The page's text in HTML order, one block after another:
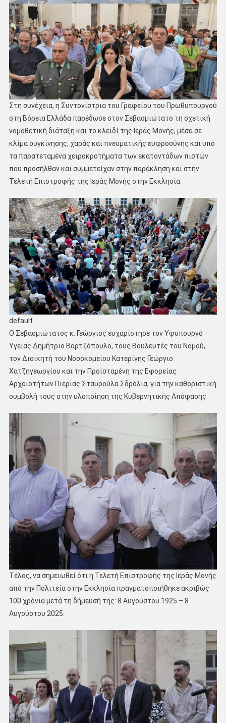
Στη συνέχεια, η Συντονίστρια του Γραφείου του Πρωθυπουργού
στη Βόρεια Ελλάδα παρέδωσε στον Σεβασμιώτατο τη σχετική
νομοθετική διάταξη και το κλειδί της Ιεράς Μονής, μέσα σε
κλίμα συγκίνησης, χαράς και πνευματικής ευφροσύνης και υπό
τα παρατεταμένα χειροκροτήματα των εκατοντάδων πιστών
που προσήλθαν και συμμετείχαν στην παράκληση και στην
Τελετή Επιστροφής της Ιεράς Μονής στην Εκκλησία.
default
Ο Σεβασμιώτατος κ. Γεώργιος ευχαρίστησε τον Υφυπουργό
Υγείας Δημήτριο Βαρτζόπουλο, τους Βουλευτές του Νομού,
τον Διοικητή του Νοσοκομείου Κατερίνης Γεώργιο
Χατζηγεωργίου και την Προϊσταμένη της Εφορείας
Αρχαιοτήτων Πιερίας Σταυρούλα Σδρόλια, για την καθοριστική
συμβολή τους στην υλοποίηση της Κυβερνητικής Απόφασης.
Τέλος, να σημειωθεί ότι η Τελετή Επιστροφής της Ιεράς Μονής
από την Πολιτεία στην Εκκλησία πραγματοποιήθηκε ακριβώς
100 χρόνια μετά τη δήμευσή της: 8 Αυγούστου 1925 – 8
Αυγούστου 2025.